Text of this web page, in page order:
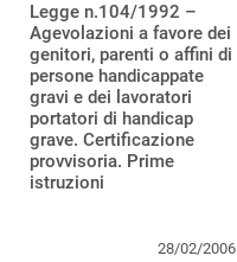
Legge n.104/1992 –
Agevolazioni a favore dei
genitori, parenti o affini di
persone handicappate
gravi e dei lavoratori
portatori di handicap
grave. Certificazione
provvisoria. Prime
istruzioni
28/02/2006